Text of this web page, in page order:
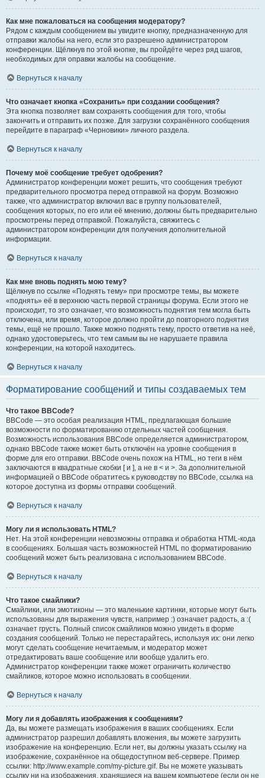
Как мне пожаловаться на сообщения модератору?
Рядом с каждым сообщением вы увидите кнопку, предназначенную для
отправки жалобы на него, если это разрешено администратором
конференции. Щёлкнув по этой кнопке, вы пройдёте через ряд шагов,
необходимых для оправки жалобы на сообщение.
Вернуться к началу
Что означает кнопка «Сохранить» при создании сообщения?
Эта кнопка позволяет вам сохранять сообщения для того, чтобы
закончить и отправить их позже. Для загрузки сохранённого сообщения
перейдите в параграф «Черновики» личного раздела.
Вернуться к началу
Почему моё сообщение требует одобрения?
Администратор конференции может решить, что сообщения требуют
предварительного просмотра перед отправкой на форум. Возможно
также, что администратор включил вас в группу пользователей,
сообщения которых, по его или её мнению, должны быть предварительно
просмотрены перед отправкой. Пожалуйста, свяжитесь с
администратором конференции для получения дополнительной
информации.
Вернуться к началу
Как мне вновь поднять мою тему?
Щёлкнув по ссылке «Поднять тему» при просмотре темы, вы можете
«поднять» её в верхнюю часть первой страницы форума. Если этого не
происходит, то это означает, что возможность поднятия тем могла быть
отключена, или время, которое должно пройти до повторного поднятия
темы, ещё не прошло. Также можно поднять тему, просто ответив на неё,
однако удостоверьтесь, что тем самым вы не нарушаете правила
конференции, на которой находитесь.
Вернуться к началу
Форматирование сообщений и типы создаваемых тем
Что такое BBCode?
BBCode — это особая реализация HTML, предлагающая большие
возможности по форматированию отдельных частей сообщения.
Возможность использования BBCode определяется администратором,
однако BBCode также может быть отключён на уровне сообщения в
форме для его отправки. BBCode очень похож на HTML, но теги в нём
заключаются в квадратные скобки [ и ], а не в < и >. За дополнительной
информацией о BBCode обратитесь к руководству по BBCode, ссылка на
которое доступна из формы отправки сообщений.
Вернуться к началу
Могу ли я использовать HTML?
Нет. На этой конференции невозможны отправка и обработка HTML-кода
в сообщениях. Большая часть возможностей HTML по форматированию
сообщений может быть реализована с использованием BBCode.
Вернуться к началу
Что такое смайлики?
Смайлики, или эмотиконы — это маленькие картинки, которые могут быть
использованы для выражения чувств, например :) означает радость, а :(
означает грусть. Полный список смайликов можно увидеть в форме
создания сообщений. Только не перестарайтесь, используя их: они легко
могут сделать сообщение нечитаемым, и модератор может
отредактировать ваше сообщение или вообще удалить его.
Администратор конференции также может ограничить количество
смайликов, которое можно использовать в сообщении.
Вернуться к началу
Могу ли я добавлять изображения к сообщениям?
Да, вы можете размещать изображения в ваших сообщениях. Если
администратор разрешил добавлять вложения, вы можете загрузить
изображение на конференцию. Если нет, вы должны указать ссылку на
изображение, сохранённое на общедоступном веб-сервере. Пример
ссылки: http://www.example.com/my-picture.gif. Вы не можете указывать
ссылку ни на изображения, хранящиеся на вашем компьютере (если он не